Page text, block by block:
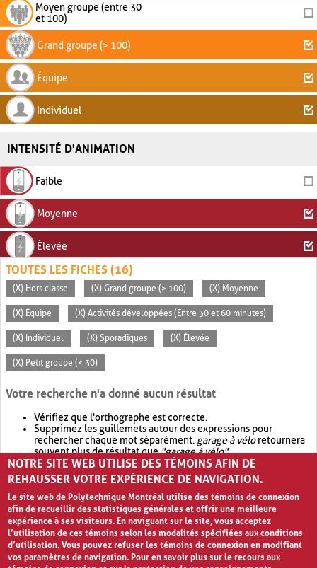
Moyen groupe (entre 30
et 100)
Grand groupe (> 100)
Équipe
Individuel
INTENSITÉ D'ANIMATION
Faible
Moyenne
Élevée
TOUTES LES FICHES (16)
(X) Hors classe (X) Grand groupe (> 100) (X) Moyenne
(X) Équipe (X) Activités développées (Entre 30 et 60 minutes)
(X) Individuel (X) Sporadiques (X) Élevée
(X) Petit groupe (< 30)
Votre recherche n'a donné aucun résultat
Vérifiez que l'orthographe est correcte.
Supprimez les guillemets autour des expressions pour
rechercher chaque mot séparément. garage à véloretournera
souvent plus de résultat que"garage à vélo".
Envisagez d'élargir votre recherche avec OR.garage OR vélo
retournera souvent plus de résultat quegarage à vélo
NOTRE SITE WEB UTILISE DES TÉMOINS AFIN DE
REHAUSSER VOTRE EXPÉRIENCE DE NAVIGATION.
Le site web de Polytechnique Montréal utilise des témoins de connexion
afin de recueillir des statistiques générales et offrir une meilleure
expérience à ses visiteurs. En naviguant sur le site, vous acceptez
l’utilisation de ces témoins selon les modalités spécifiées aux conditions
d’utilisation. Vous pouvez refuser les témoins de connexion en modifiant
vos paramètres de navigation. Pour en savoir plus sur le recours aux